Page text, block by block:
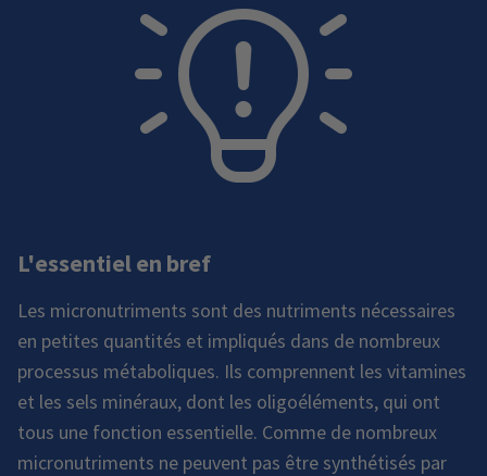
L'essentiel en bref
Les micronutriments sont des nutriments nécessaires
en petites quantités et impliqués dans de nombreux
processus métaboliques. Ils comprennent les vitamines
et les sels minéraux, dont les oligoéléments, qui ont
tous une fonction essentielle. Comme de nombreux
micronutriments ne peuvent pas être synthétisés par